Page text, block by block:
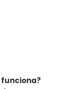
funciona?